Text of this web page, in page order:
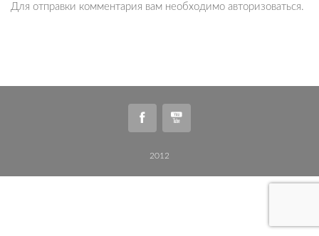
Для отправки комментария вам необходимо авторизоваться.
2012